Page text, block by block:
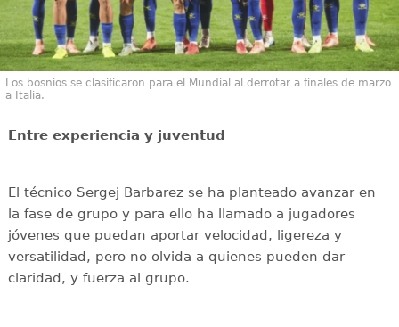
Los bosnios se clasificaron para el Mundial al derrotar a finales de marzo
a Italia.
Entre experiencia y juventud
El técnico Sergej Barbarez se ha planteado avanzar en
la fase de grupo y para ello ha llamado a jugadores
jóvenes que puedan aportar velocidad, ligereza y
versatilidad, pero no olvida a quienes pueden dar
claridad, y fuerza al grupo.